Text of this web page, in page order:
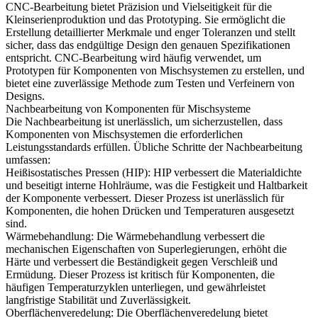
CNC-Bearbeitung bietet Präzision und Vielseitigkeit für die
Kleinserienproduktion und das Prototyping. Sie ermöglicht die
Erstellung detaillierter Merkmale und enger Toleranzen und stellt
sicher, dass das endgültige Design den genauen Spezifikationen
entspricht. CNC-Bearbeitung wird häufig verwendet, um
Prototypen für Komponenten von Mischsystemen zu erstellen, und
bietet eine zuverlässige Methode zum Testen und Verfeinern von
Designs.
Nachbearbeitung von Komponenten für Mischsysteme
Die Nachbearbeitung ist unerlässlich, um sicherzustellen, dass
Komponenten von Mischsystemen die erforderlichen
Leistungsstandards erfüllen. Übliche Schritte der Nachbearbeitung
umfassen:
Heißisostatisches Pressen (HIP): HIPverbessert die Materialdichte
und beseitigt interne Hohlräume, was die Festigkeit und Haltbarkeit
der Komponente verbessert. Dieser Prozess ist unerlässlich für
Komponenten, die hohen Drücken und Temperaturen ausgesetzt
sind.
Wärmebehandlung: Die Wärmebehandlung verbessert die
mechanischen Eigenschaften von Superlegierungen, erhöht die
Härte und verbessert die Beständigkeit gegen Verschleiß und
Ermüdung. Dieser Prozess ist kritisch für Komponenten, die
häufigen Temperaturzyklen unterliegen, und gewährleistet
langfristige Stabilität und Zuverlässigkeit.
Oberflächenveredelung: Die Oberflächenveredelung bietet